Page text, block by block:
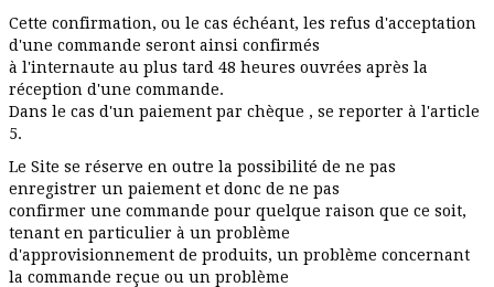
Cette confirmation, ou le cas échéant, les refus d'acceptation
d'une commande seront ainsi confirmés
à l'internaute au plus tard 48 heures ouvrées après la
réception d'une commande.
Dans le cas d'un paiement par chèque , se reporter à l'article
5.
Le Site se réserve en outre la possibilité de ne pas
enregistrer un paiement et donc de ne pas
confirmer une commande pour quelque raison que ce soit,
tenant en particulier à un problème
d'approvisionnement de produits, un problème concernant
la commande reçue ou un problème